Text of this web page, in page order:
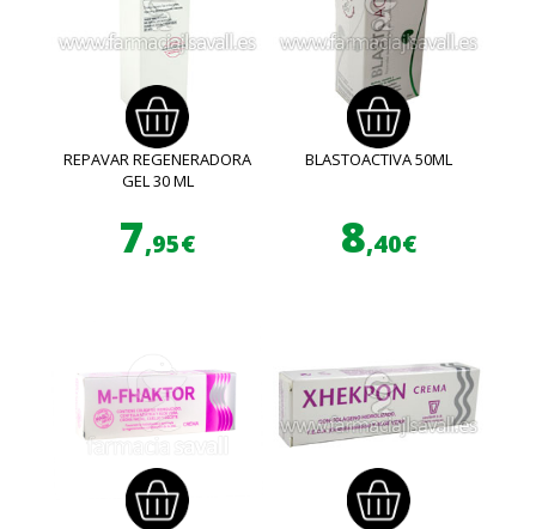
REPAVAR REGENERADORA
GEL 30 ML
7,95€
BLASTOACTIVA 50ML
8,40€